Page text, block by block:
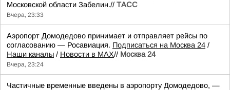
Московской области Забелин.// ТАСС
Вчера, 23:33
Аэропорт Домодедово принимает и отправляет рейсы по
согласованию — Росавиация. Подписаться на Москва 24 /
Наши каналы / Новости в MAX// Москва 24
Вчера, 23:24
Частичные временные введены в аэропорту Домодедово, —